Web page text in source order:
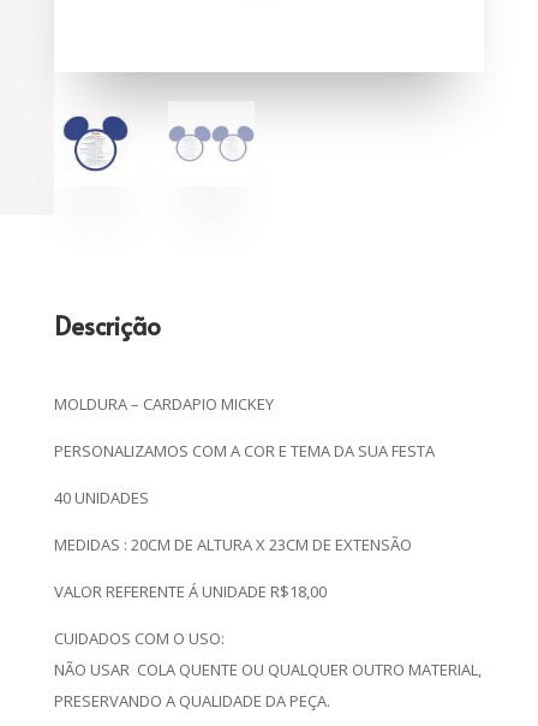
Descrição
MOLDURA – CARDAPIO MICKEY
PERSONALIZAMOS COM A COR E TEMA DA SUA FESTA
40 UNIDADES
MEDIDAS : 20CM DE ALTURA X 23CM DE EXTENSÃO
VALOR REFERENTE Á UNIDADE R$18,00
CUIDADOS COM O USO:
NÃO USAR COLA QUENTE OU QUALQUER OUTRO MATERIAL,
PRESERVANDO A QUALIDADE DA PEÇA.